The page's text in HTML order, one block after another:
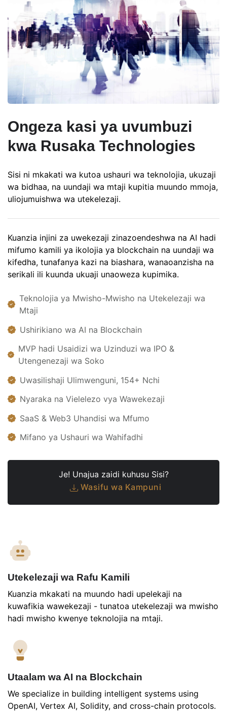
Ongeza kasi ya uvumbuzi
kwa Rusaka Technologies
Sisi ni mkakati wa kutoa ushauri wa teknolojia, ukuzaji
wa bidhaa, na uundaji wa mtaji kupitia muundo mmoja,
uliojumuishwa wa utekelezaji.
Kuanzia injini za uwekezaji zinazoendeshwa na AI hadi
mifumo kamili ya ikolojia ya blockchain na uundaji wa
kifedha, tunafanya kazi na biashara, wanaoanzisha na
serikali ili kuunda ukuaji unaoweza kupimika.
Teknolojia ya Mwisho-Mwisho na Utekelezaji wa
Mtaji
Ushirikiano wa AI na Blockchain
MVP hadi Usaidizi wa Uzinduzi wa IPO &
Utengenezaji wa Soko
Uwasilishaji Ulimwenguni, 154+ Nchi
Nyaraka na Vielelezo vya Wawekezaji
SaaS & Web3 Uhandisi wa Mfumo
Mifano ya Ushauri wa Wahifadhi
Je! Unajua zaidi kuhusu Sisi?
Wasifu wa Kampuni
Utekelezaji wa Rafu Kamili
Kuanzia mkakati na muundo hadi upelekaji na
kuwafikia wawekezaji - tunatoa utekelezaji wa mwisho
hadi mwisho kwenye teknolojia na mtaji.
Utaalam wa AI na Blockchain
We specialize in building intelligent systems using
OpenAI, Vertex AI, Solidity, and cross-chain protocols.